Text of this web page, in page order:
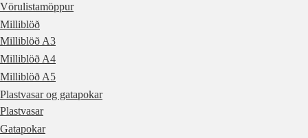
Vörulistamöppur
Milliblöð
Milliblöð A3
Milliblöð A4
Milliblöð A5
Plastvasar og gatapokar
Plastvasar
Gatapokar